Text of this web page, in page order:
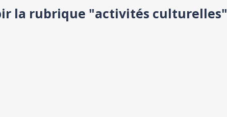
la rubrique "activités culturelles"